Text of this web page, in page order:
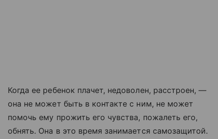
Когда ее ребенок плачет, недоволен, расстроен, —
она не может быть в контакте с ним, не может
помочь ему прожить его чувства, пожалеть его,
обнять. Она в это время занимается самозащитой.